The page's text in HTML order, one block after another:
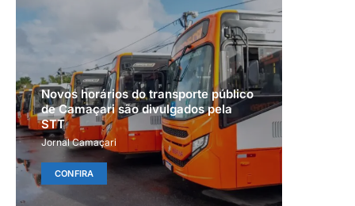
Novos horários do transporte público
de Camaçari são divulgados pela
STT
Jornal Camaçari
CONFIRA